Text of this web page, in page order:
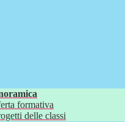
formativa
delle classi